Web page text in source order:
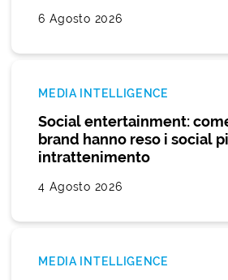
6 Agosto 2026
MEDIA INTELLIGENCE
Social entertainment:
brand hanno reso i social
intrattenimento
4 Agosto 2026
MEDIA INTELLIGENCE